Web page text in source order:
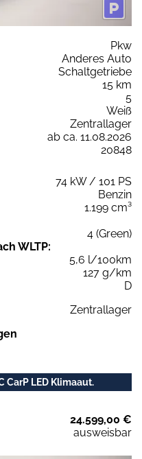
Pkw
Anderes Auto
Schaltgetriebe
15 km
5
Weiß
Zentrallager
ab ca. 11.08.2026
20848
74 kW / 101 PS
Benzin
1.199 cm³
4 (Green)
WLTP:
5,6 l/100km
127 g/km
D
Zentrallager
CarP LED Klimaaut.
24.599,00 €
ausweisbar